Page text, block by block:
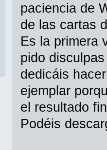
paciencia de
de las cartas
Es la primera
pido
dedicáis
ejemplar
el resultado
Podéis